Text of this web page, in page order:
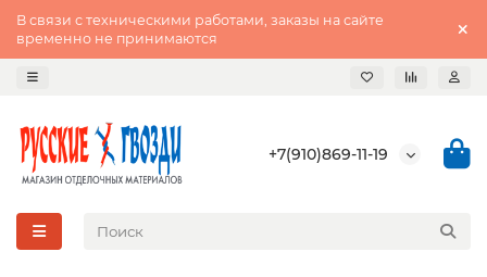
В связи с техническими работами, заказы на сайте
временно не принимаются
+7(910)869-11-19